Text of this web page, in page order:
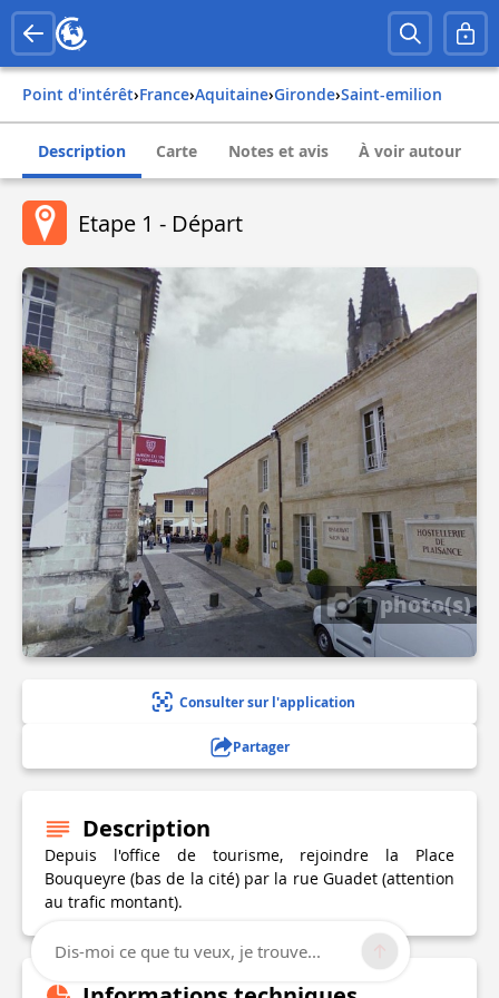
Point d'intérêt› france› aquitaine› gironde› saint-emilion
Description Carte Notes et avis À voir autour
Etape 1 - Départ
1 photo(s)
Consulter sur l'application
Partager
Description
Depuis l'office de tourisme, rejoindre la Place
Bouqueyre (bas de la cité) par la rue Guadet (attention
au trafic montant).
Dis-moi ce que tu veux, je trouve...